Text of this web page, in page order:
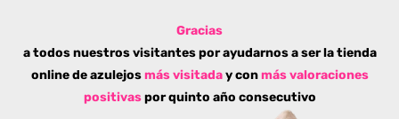
Gracias
a todos nuestros visitantes por ayudarnos a ser la tienda
online de azulejos más visitaday conmás valoraciones
positivaspor quinto año consecutivo